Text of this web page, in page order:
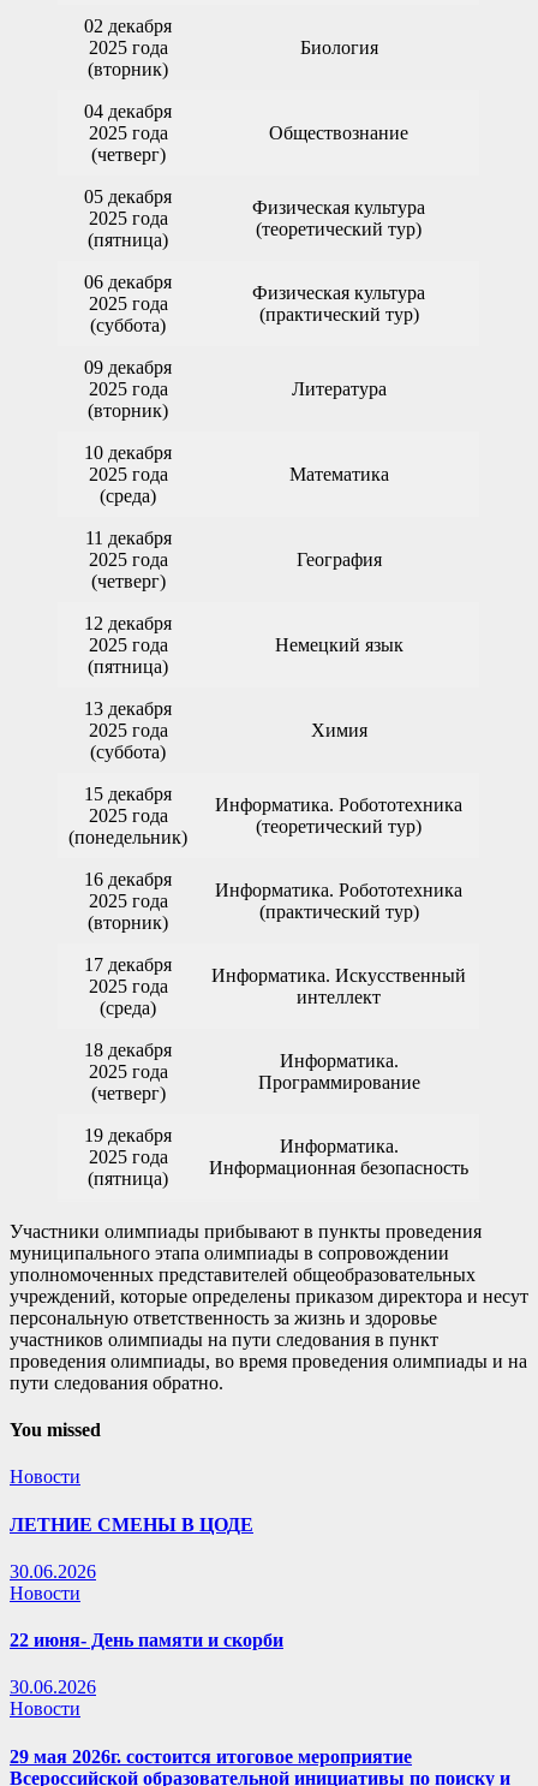
02 декабря
2025 года
(вторник)
Биология
04 декабря
2025 года
(четверг)
Обществознание
05 декабря
2025 года
(пятница)
Физическая культура
(теоретический тур)
06 декабря
2025 года
(суббота)
Физическая культура
(практический тур)
09 декабря
2025 года
(вторник)
Литература
10 декабря
2025 года
(среда)
Математика
11 декабря
2025 года
(четверг)
География
12 декабря
2025 года
(пятница)
Немецкий язык
13 декабря
2025 года
(суббота)
Химия
15 декабря
2025 года
(понедельник)
Информатика. Робототехника
(теоретический тур)
16 декабря
2025 года
(вторник)
Информатика. Робототехника
(практический тур)
17 декабря
2025 года
(среда)
Информатика. Искусственный
интеллект
18 декабря
2025 года
(четверг)
Информатика.
Программирование
19 декабря
2025 года
(пятница)
Информатика.
Информационная безопасность
Участники олимпиады прибывают в пункты проведения
муниципального этапа олимпиады в сопровождении
уполномоченных представителей общеобразовательных
учреждений, которые определены приказом директора и несут
персональную ответственность за жизнь и здоровье
участников олимпиады на пути следования в пункт
проведения олимпиады, во время проведения олимпиады и на
пути следования обратно.
You missed
Новости
ЛЕТНИЕ СМЕНЫ В ЦОДЕ
30.06.2026
Новости
22 июня- День памяти и скорби
30.06.2026
Новости
29 мая 2026г. состоится итоговое мероприятие
Всероссийской образовательной инициативы по поиску и